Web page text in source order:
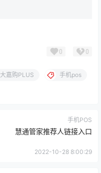
0 0
大嘉购PLUS 手机pos
手机POS
慧通管家推荐人链接入口
2022-10-28 8:00:29